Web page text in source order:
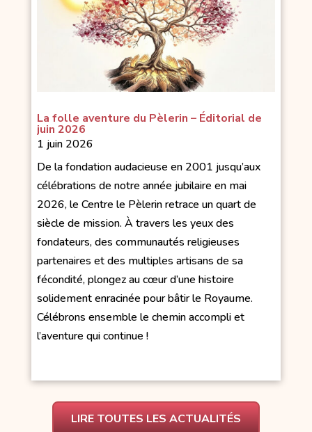
La folle aventure du Pèlerin – Éditorial de
juin 2026
1 juin 2026
De la fondation audacieuse en 2001 jusqu’aux
célébrations de notre année jubilaire en mai
2026, le Centre le Pèlerin retrace un quart de
siècle de mission. À travers les yeux des
fondateurs, des communautés religieuses
partenaires et des multiples artisans de sa
fécondité, plongez au cœur d’une histoire
solidement enracinée pour bâtir le Royaume.
Célébrons ensemble le chemin accompli et
l’aventure qui continue !
LIRE TOUTES LES ACTUALITÉS